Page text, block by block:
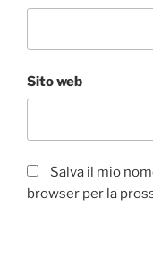
Sito web
Salva il mio
browser per la